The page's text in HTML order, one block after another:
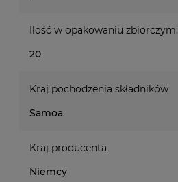
Ilość w opakowaniu zbiorczym:
20
Kraj pochodzenia składników
Samoa
Kraj producenta
Niemcy